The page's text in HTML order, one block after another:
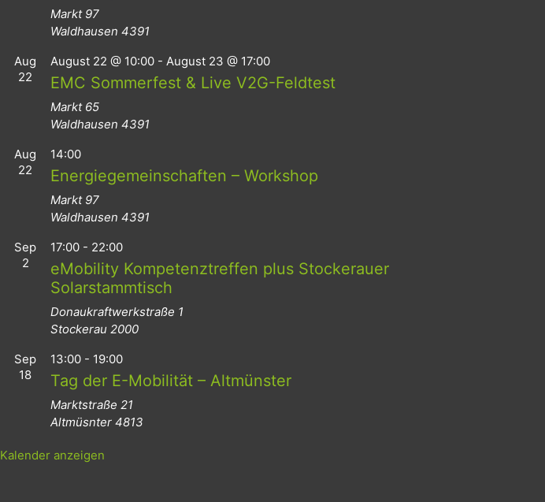
Markt 97
Waldhausen 4391
Aug
22
August 22 @ 10:00 - August 23 @ 17:00
EMC Sommerfest & Live V2G-Feldtest
Markt 65
Waldhausen 4391
Aug
22
14:00
Energiegemeinschaften – Workshop
Markt 97
Waldhausen 4391
Sep
2
17:00 - 22:00
eMobility Kompetenztreffen plus Stockerauer
Solarstammtisch
Donaukraftwerkstraße 1
Stockerau 2000
Sep
18
13:00 - 19:00
Tag der E-Mobilität – Altmünster
Marktstraße 21
Altmüsnter 4813
Kalender anzeigen